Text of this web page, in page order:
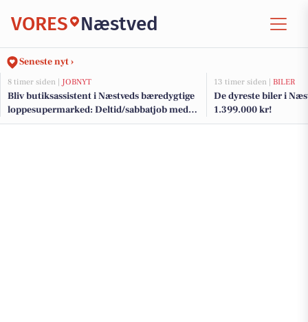
VORES Næstved
Seneste nyt ›
8 timer siden | JOBNYT
Bliv butiksassistent i Næstveds bæredygtige
loppesupermarked: Deltid/sabbatjob med
fokus på genbrug og kundeservice
13 timer siden | BILER
De dyreste biler i
1.399.000 kr!